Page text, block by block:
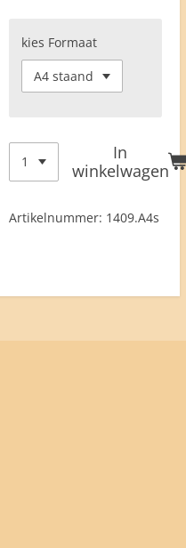
kies Formaat
In
winkelwagen
Artikelnummer: 1409.A4s